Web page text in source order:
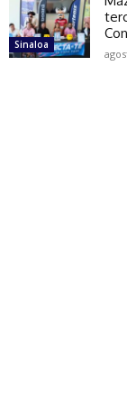
Sinaloa